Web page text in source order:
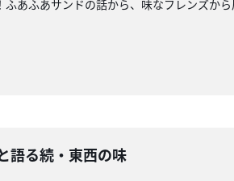
あふあサンドの話から、味なフレンズか
語る続・東西の味